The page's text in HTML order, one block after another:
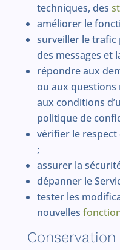
techniques, des
améliorer le
surveiller le trafic
des messages et
répondre aux
ou aux questions
aux conditions
politique de
vérifier le respect
;
assurer la
dépanner le
tester les
nouvelles